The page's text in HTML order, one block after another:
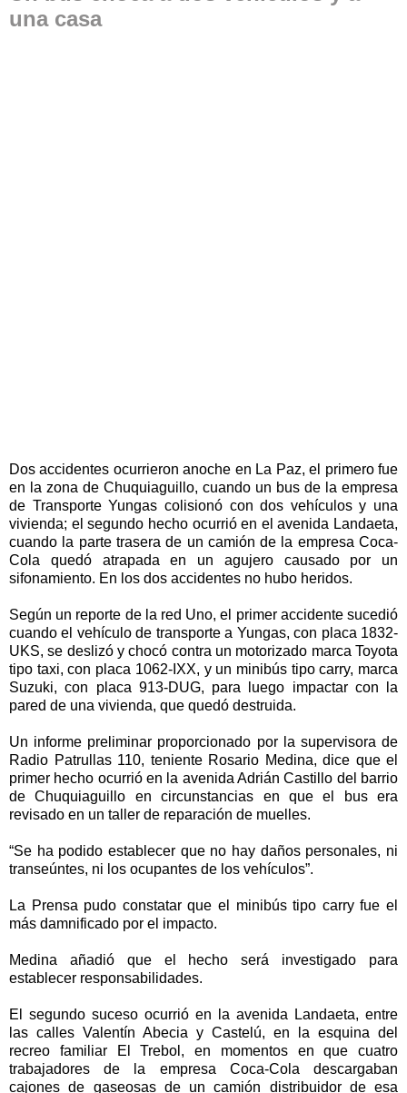
una casa
Dos accidentes ocurrieron anoche en La Paz, el primero fue
en la zona de Chuquiaguillo, cuando un bus de la empresa
de Transporte Yungas colisionó con dos vehículos y una
vivienda; el segundo hecho ocurrió en el avenida Landaeta,
cuando la parte trasera de un camión de la empresa Coca-
Cola quedó atrapada en un agujero causado por un
sifonamiento. En los dos accidentes no hubo heridos.
Según un reporte de la red Uno, el primer accidente sucedió
cuando el vehículo de transporte a Yungas, con placa 1832-
UKS, se deslizó y chocó contra un motorizado marca Toyota
tipo taxi, con placa 1062-IXX, y un minibús tipo carry, marca
Suzuki, con placa 913-DUG, para luego impactar con la
pared de una vivienda, que quedó destruida.
Un informe preliminar proporcionado por la supervisora de
Radio Patrullas 110, teniente Rosario Medina, dice que el
primer hecho ocurrió en la avenida Adrián Castillo del barrio
de Chuquiaguillo en circunstancias en que el bus era
revisado en un taller de reparación de muelles.
“Se ha podido establecer que no hay daños personales, ni
transeúntes, ni los ocupantes de los vehículos”.
La Prensa pudo constatar que el minibús tipo carry fue el
más damnificado por el impacto.
Medina añadió que el hecho será investigado para
establecer responsabilidades.
El segundo suceso ocurrió en la avenida Landaeta, entre
las calles Valentín Abecia y Castelú, en la esquina del
recreo familiar El Trebol, en momentos en que cuatro
trabajadores de la empresa Coca-Cola descargaban
cajones de gaseosas de un camión distribuidor de esa